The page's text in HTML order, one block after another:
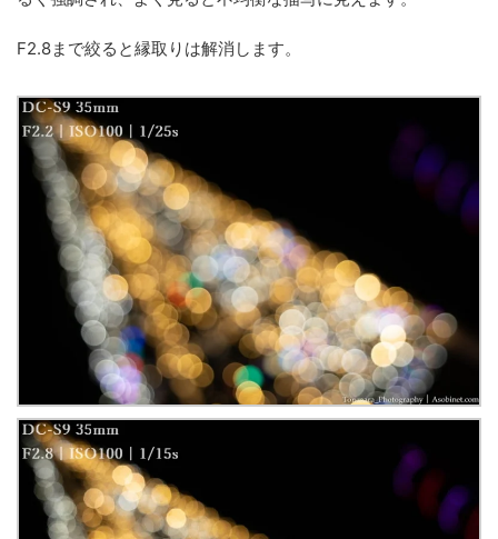
F2.8まで絞ると縁取りは解消します。